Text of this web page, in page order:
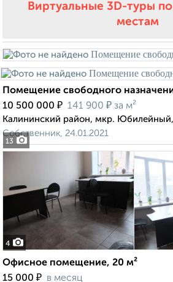
Виртуальные 3D-туры
местам
13
Помещение свободного
10 500 000 ₽ 141 900 ₽ за м²
Калининский район, мкр.
Собственник, 24.01.2021
4
Офисное помещение, 20 м²
15 000 ₽ в месяц